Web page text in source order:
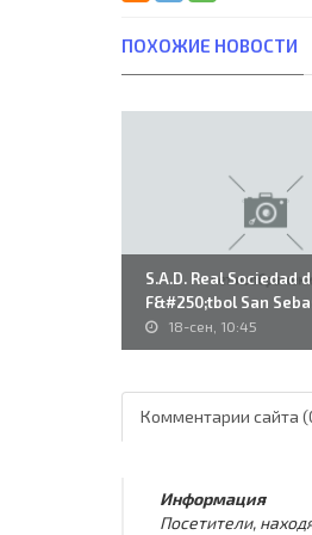
ПОХОЖИЕ НОВОСТИ
S.A.D. Real Sociedad
F&#250;tbol San
(ESP) -..
18-сен, 10:45
Комментарии сайта
Информация
Посетители,